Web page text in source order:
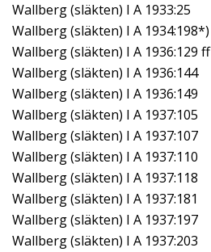
Wallberg (släkten) I A 1933:25
Wallberg (släkten) I A 1934:198*)
Wallberg (släkten) I A 1936:129 ff
Wallberg (släkten) I A 1936:144
Wallberg (släkten) I A 1936:149
Wallberg (släkten) I A 1937:105
Wallberg (släkten) I A 1937:107
Wallberg (släkten) I A 1937:110
Wallberg (släkten) I A 1937:118
Wallberg (släkten) I A 1937:181
Wallberg (släkten) I A 1937:197
Wallberg (släkten) I A 1937:203